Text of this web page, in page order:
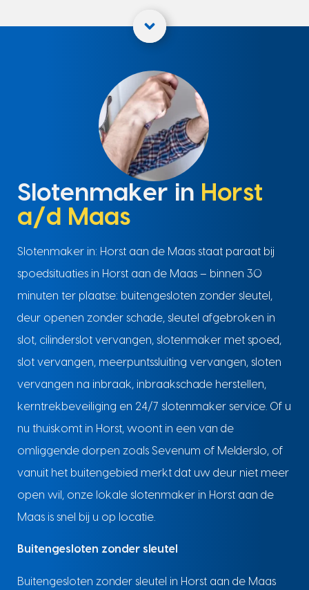
Slotenmaker in Horst
a/d Maas
Slotenmaker in: Horst aan de Maas staat paraat bij
spoedsituaties in Horst aan de Maas – binnen 30
minuten ter plaatse: buitengesloten zonder sleutel,
deur openen zonder schade, sleutel afgebroken in
slot, cilinderslot vervangen, slotenmaker met spoed,
slot vervangen, meerpuntssluiting vervangen, sloten
vervangen na inbraak, inbraakschade herstellen,
kerntrekbeveiliging en 24/7 slotenmaker service. Of u
nu thuiskomt in Horst, woont in een van de
omliggende dorpen zoals Sevenum of Melderslo, of
vanuit het buitengebied merkt dat uw deur niet meer
open wil, onze lokale slotenmaker in Horst aan de
Maas is snel bij u op locatie.
Buitengesloten zonder sleutel
Buitengesloten zonder sleutel in Horst aan de Maas